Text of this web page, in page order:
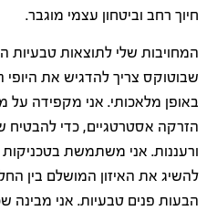
חיוך רחב וביטחון עצמי מוגבר.
המחויבות שלי לתוצאות טבעיות
שבוטוקס צריך להדגיש את היופי
באופן מלאכותי. אני מקפידה על
הזרקה אסטרטגיים, כדי להבטיח
ורעננות. אני משתמשת
להשיג את האיזון המושלם בין
הבעות פנים טבעיות. אני מבינה